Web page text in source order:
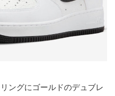
ングにゴールドのデュブレ